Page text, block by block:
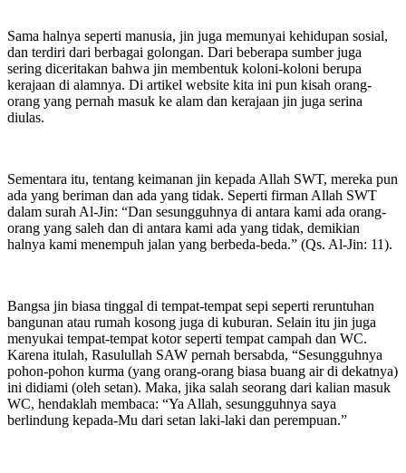
Sama halnya seperti manusia, jin juga memunyai kehidupan sosial,
dan terdiri dari berbagai golongan. Dari beberapa sumber juga
sering diceritakan bahwa jin membentuk koloni-koloni berupa
kerajaan di alamnya. Di artikel website kita ini pun kisah orang-
orang yang pernah masuk ke alam dan kerajaan jin juga serina
diulas.
Sementara itu, tentang keimanan jin kepada Allah SWT, mereka pun
ada yang beriman dan ada yang tidak. Seperti firman Allah SWT
dalam surah Al-Jin: “Dan sesungguhnya di antara kami ada orang-
orang yang saleh dan di antara kami ada yang tidak, demikian
halnya kami menempuh jalan yang berbeda-beda.” (Qs. Al-Jin: 11).
Bangsa jin biasa tinggal di tempat-tempat sepi seperti reruntuhan
bangunan atau rumah kosong juga di kuburan. Selain itu jin juga
menyukai tempat-tempat kotor seperti tempat campah dan WC.
Karena itulah, Rasulullah SAW pernah bersabda, “Sesungguhnya
pohon-pohon kurma (yang orang-orang biasa buang air di dekatnya)
ini didiami (oleh setan). Maka, jika salah seorang dari kalian masuk
WC, hendaklah membaca: “Ya Allah, sesungguhnya saya
berlindung kepada-Mu dari setan laki-laki dan perempuan.”